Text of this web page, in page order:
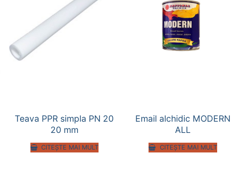
Teava PPR simpla PN 20
20 mm
CITEȘTE MAI MULT
Email alchidic MODERN
ALL
CITEȘTE MAI MULT